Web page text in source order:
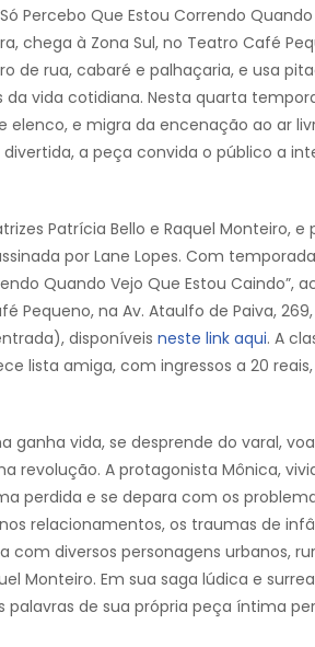
Percebo Que Estou Correndo Quando
chega à Zona Sul, no Teatro Café
de rua, cabaré e palhaçaria, e usa
vida cotidiana. Nesta quarta
elenco, e migra da encenação ao ar
a peça convida o público a
Patrícia Bello e Raquel Monteiro,
por Lane Lopes. Com
Quando Vejo Que Estou
Pequeno, na Av. Ataulfo de Paiva,
disponíveis neste link aqui. A
lista amiga, com ingressos a 20
ganha vida, se desprende do varal,
revolução. A protagonista Mônica,
perdida e se depara com os
relacionamentos, os traumas de
com diversos personagens urbanos,
Monteiro. Em sua saga lúdica e
palavras de sua própria peça íntima